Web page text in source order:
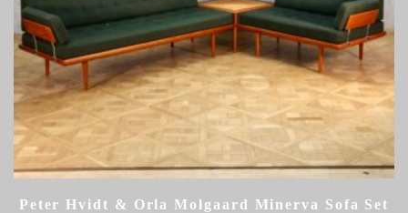
Peter Hvidt & Orla Molgaard Minerva Sofa Set